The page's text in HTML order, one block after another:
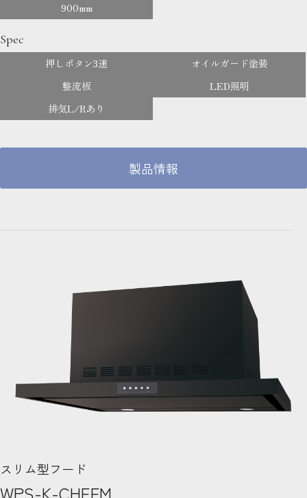
900mm
Spec
押しボタン3速
オイルガード塗装
整流板
LED照明
排気L/Rあり
製品情報
スリム型フード
WPS-K-CHEFM